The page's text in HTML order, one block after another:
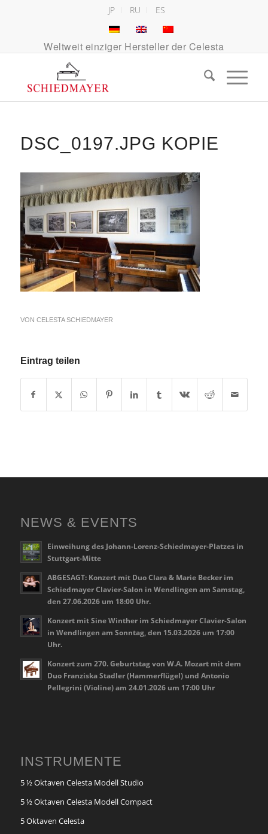
JP RU ES
Weltweit einziger Hersteller der Celesta
DSC_0197.JPG KOPIE
VON CELESTA SCHIEDMAYER
Eintrag teilen
NEWS & EVENTS
Einweihung des Johann-Lorenz-Schiedmayer-Platzes in
Stuttgart-Mitte
ABGESAGT: Konzert mit Duo Clara & Marie Becker im
Schiedmayer Clavier-Salon in Wendlingen am Samstag,
den 27.06.2026 um 18:00 Uhr.
Konzert mit Sine Winther im Schiedmayer Clavier-Salon
in Wendlingen am Sonntag, den 15.03.2026 um 17:00
Uhr.
Konzert zum 270. Geburtstag von W.A. Mozart mit dem
Duo Franziska Stadler (Hammerflügel) und Antonio
Pellegrini (Violine) am 24.01.2026 um 17:00 Uhr
INSTRUMENTE
5 ½ Oktaven Celesta Modell Studio
5 ½ Oktaven Celesta Modell Compact
5 Oktaven Celesta